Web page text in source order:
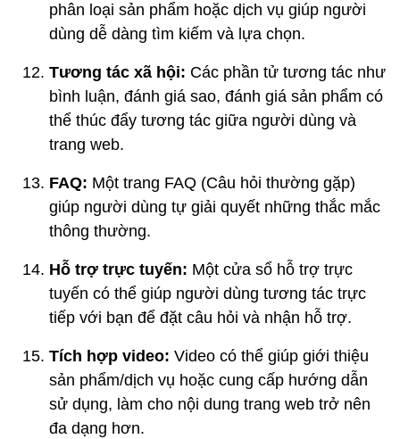
phân loại sản phẩm hoặc dịch vụ giúp người
dùng dễ dàng tìm kiếm và lựa chọn.
Tương tác xã hội: Các phần tử tương tác như
bình luận, đánh giá sao, đánh giá sản phẩm có
thể thúc đẩy tương tác giữa người dùng và
trang web.
FAQ: Một trang FAQ (Câu hỏi thường gặp)
giúp người dùng tự giải quyết những thắc mắc
thông thường.
Hỗ trợ trực tuyến: Một cửa sổ hỗ trợ trực
tuyến có thể giúp người dùng tương tác trực
tiếp với bạn để đặt câu hỏi và nhận hỗ trợ.
Tích hợp video: Video có thể giúp giới thiệu
sản phẩm/dịch vụ hoặc cung cấp hướng dẫn
sử dụng, làm cho nội dung trang web trở nên
đa dạng hơn.